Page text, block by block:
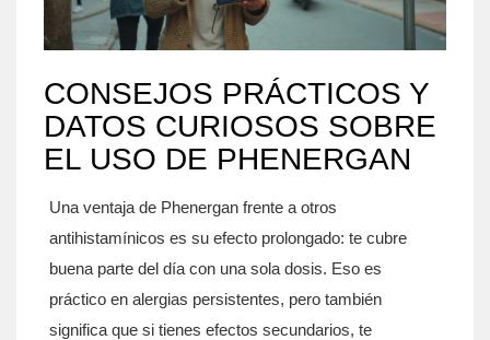
CONSEJOS PRÁCTICOS Y
DATOS CURIOSOS SOBRE
EL USO DE PHENERGAN
Una ventaja de Phenergan frente a otros
antihistamínicos es su efecto prolongado: te cubre
buena parte del día con una sola dosis. Eso es
práctico en alergias persistentes, pero también
significa que si tienes efectos secundarios, te